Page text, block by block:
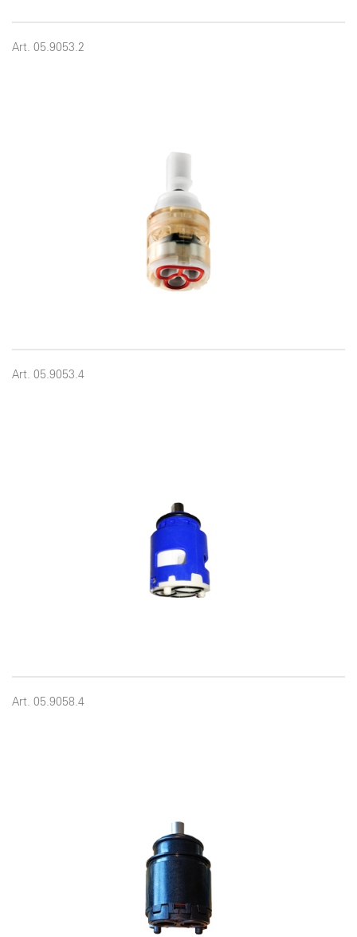
Art. 05.9053.2
Art. 05.9053.4
Art. 05.9058.4